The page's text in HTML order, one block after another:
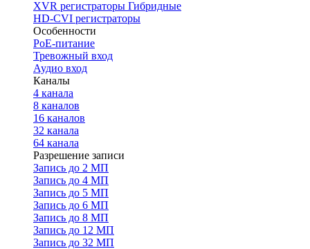
XVR регистраторы Гибридные
HD-CVI регистраторы
Особенности
PoE-питание
Тревожный вход
Аудио вход
Каналы
4 канала
8 каналов
16 каналов
32 канала
64 канала
Разрешение записи
Запись до 2 МП
Запись до 4 МП
Запись до 5 МП
Запись до 6 МП
Запись до 8 МП
Запись до 12 МП
Запись до 32 МП